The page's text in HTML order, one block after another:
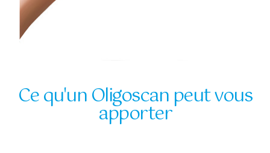
Ce qu'un Oligoscan peut vous
apporter